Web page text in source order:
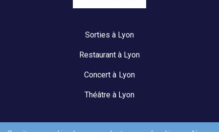
Sorties à Lyon
Restaurant à Lyon
Concert à Lyon
Théâtre à Lyon